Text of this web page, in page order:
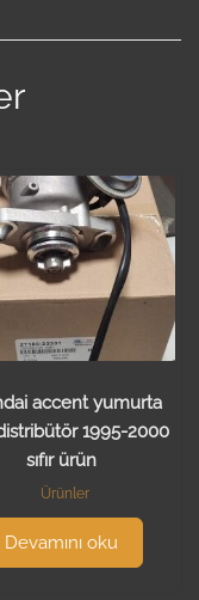
accent yumurta
1995-2000
sıfır ürün
Ürünler
Devamını oku